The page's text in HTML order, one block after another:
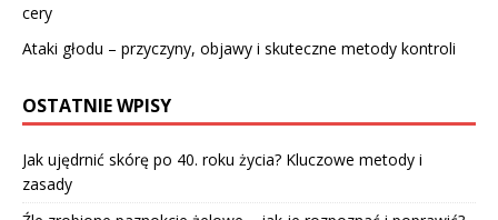
cery
Ataki głodu – przyczyny, objawy i skuteczne metody kontroli
OSTATNIE WPISY
Jak ujędrnić skórę po 40. roku życia? Kluczowe metody i
zasady